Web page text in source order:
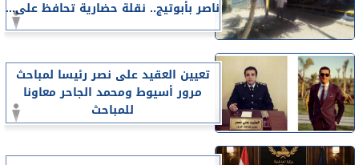
ناصر بأبوتيج.. نقلة حضارية تحافظ على...
تعيين العقيد على نصر رئيسا لمباحث
مرور أسيوط ومحمد الجاحر معاونا
للمباحث